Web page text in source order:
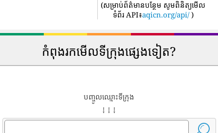
(សម្រាប់ព័ត៌មានបន្ថែម សូមពិនិត្យមើល
ទំព័រ API៖aqicn.org/api/ )
កំពុងរកមើលទីក្រុងផ្សេងទៀត?
បញ្ចូលឈ្មោះទីក្រុង
↓ ↓ ↓